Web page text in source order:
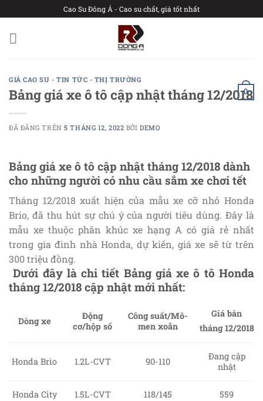
đến
nội
Cao Su Đông Á - Cao su chất, giá tốt nhất
0
GIÁ CAO SU - TIN TỨC - THỊ TRƯỜNG
Bảng giá xe ô tô cập nhật tháng 12/2018
ĐÃ ĐĂNG TRÊN5 THÁNG 12, 2022 BỞIDEMO
Bảng giá xe ô tô cập nhật tháng 12/2018 dành
cho những người có nhu cầu sắm xe chơi tết
Tháng 12/2018 xuất hiện của mẫu xe cỡ nhỏ Honda
Brio, đã thu hút sự chú ý của người tiêu dùng. Đây là
mẫu xe thuộc phân khúc xe hạng A có giá rẻ nhất
trong gia đình nhà Honda, dự kiến, giá xe sẽ từ trên
300 triệu đồng.
Dưới đây là chi tiết Bảng giá xe ô tô Honda
tháng 12/2018 cập nhật mới nhất:
Dòng xe
Động
cơ/hộp số
Công suất/Mô-
men xoắn
Giá bán
tháng 12/2018
Honda Brio 1.2L-CVT 90-110
Đang cập
nhật
Honda City 1.5L-CVT 118/145 559